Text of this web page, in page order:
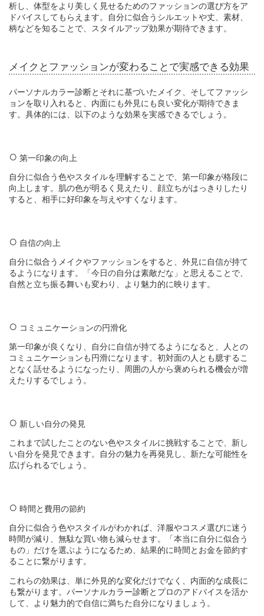
析し、体型をより美しく見せるためのファッションの選び方をア
ドバイスしてもらえます。自分に似合うシルエットや丈、素材、
柄などを知ることで、スタイルアップ効果が期待できます。
メイクとファッションが変わることで実感できる効果
パーソナルカラー診断とそれに基づいたメイク、そしてファッシ
ョンを取り入れると、内面にも外見にも良い変化が期待できま
す。具体的には、以下のような効果を実感できるでしょう。
第一印象の向上
自分に似合う色やスタイルを理解することで、第一印象が格段に
向上します。肌の色が明るく見えたり、顔立ちがはっきりしたり
すると、相手に好印象を与えやすくなります。
自信の向上
自分に似合うメイクやファッションをすると、外見に自信が持て
るようになります。「今日の自分は素敵だな」と思えることで、
自然と立ち振る舞いも変わり、より魅力的に映ります。
コミュニケーションの円滑化
第一印象が良くなり、自分に自信が持てるようになると、人との
コミュニケーションも円滑になります。初対面の人とも臆するこ
となく話せるようになったり、周囲の人から褒められる機会が増
えたりするでしょう。
新しい自分の発見
これまで試したことのない色やスタイルに挑戦することで、新し
い自分を発見できます。自分の魅力を再発見し、新たな可能性を
広げられるでしょう。
時間と費用の節約
自分に似合う色やスタイルがわかれば、洋服やコスメ選びに迷う
時間が減り、無駄な買い物も減らせます。「本当に自分に似合う
もの」だけを選ぶようになるため、結果的に時間とお金を節約す
ることに繋がります。
これらの効果は、単に外見的な変化だけでなく、内面的な成長に
も繋がります。パーソナルカラー診断とプロのアドバイスを活か
して、より魅力的で自信に満ちた自分になりましょう。